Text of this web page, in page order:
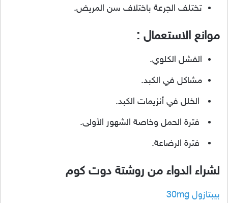
تختلف الجرعة باختلاف سن المريض.
موانع الاستعمال :
الفشل الكلوي.
مشاكل في الكبد.
الخلل في أنزيمات الكبد.
فترة الحمل وخاصة الشهور الأولى.
فترة الرضاعة.
لشراء الدواء من روشتة دوت كوم
بيبتازول 30mg